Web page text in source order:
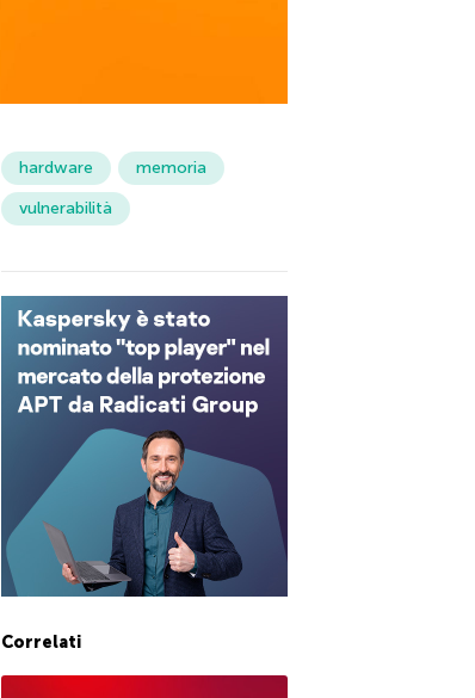
hardware
memoria
vulnerabilità
Correlati